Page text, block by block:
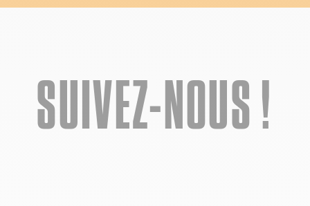
SUIVEZ-NOUS !